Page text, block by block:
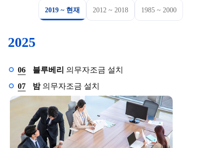
좌우 화살표 키로 탭을 이동할 수 있습니다.
2019 ~ 현재 2012 ~ 2018 1985 ~ 2000
2025
06 6월
블루베리 의무자조금 설치
07
7월
밤의무자조금 설치